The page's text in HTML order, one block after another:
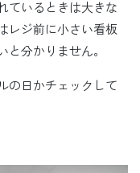
ているときは大きな
レジ前に小さい看板
分かりません。
の日かチェックして